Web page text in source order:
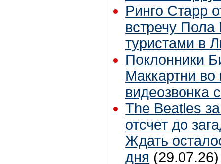
Ринго Старр
встречу Пола
туристами в
Поклонники
Маккартни во
видеозвонка
The Beatles
отсчет до
Ждать
дня (29.07.26)